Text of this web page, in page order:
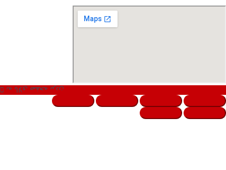
به بالای صفحه بردن